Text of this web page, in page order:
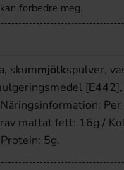
forbedre meg.
skummjölkspulver,
Näringsinformation:
mättat fett: 16g /
5g.